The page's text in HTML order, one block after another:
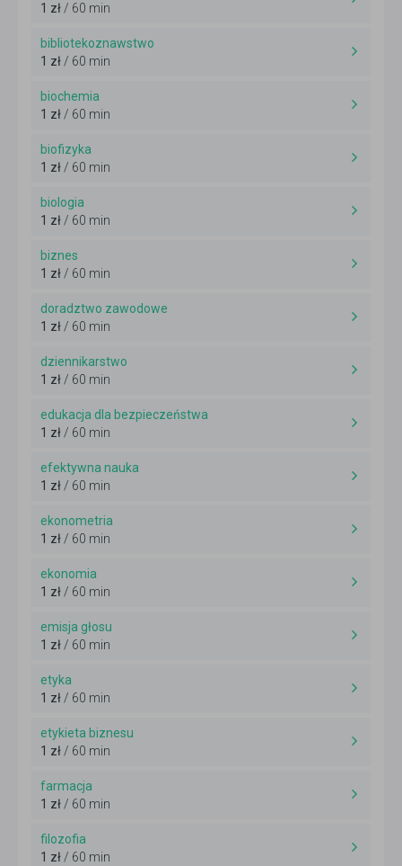
1 zł/ 60 min
bibliotekoznawstwo
1 zł/ 60 min
biochemia
1 zł/ 60 min
biofizyka
1 zł/ 60 min
biologia
1 zł/ 60 min
biznes
1 zł/ 60 min
doradztwo zawodowe
1 zł/ 60 min
dziennikarstwo
1 zł/ 60 min
edukacja dla bezpieczeństwa
1 zł/ 60 min
efektywna nauka
1 zł/ 60 min
ekonometria
1 zł/ 60 min
ekonomia
1 zł/ 60 min
emisja głosu
1 zł/ 60 min
etyka
1 zł/ 60 min
etykieta biznesu
1 zł/ 60 min
farmacja
1 zł/ 60 min
filozofia
1 zł/ 60 min